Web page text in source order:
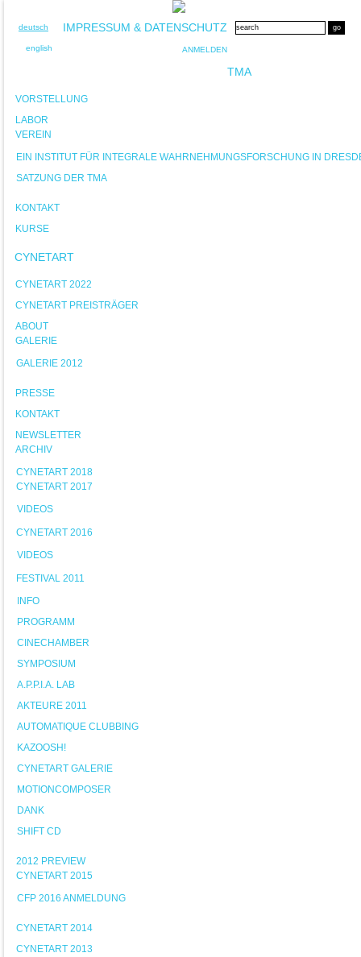
deutsch
english
IMPRESSUM & DATENSCHUTZ
ANMELDEN
TMA
VORSTELLUNG
LABOR
VEREIN
EIN INSTITUT FÜR INTEGRALE WAHRNEHMUNGSFORSCHUNG IN
SATZUNG DER TMA
KONTAKT
KURSE
CYNETART
CYNETART 2022
CYNETART PREISTRÄGER
ABOUT
GALERIE
GALERIE 2012
PRESSE
KONTAKT
NEWSLETTER
ARCHIV
CYNETART 2018
CYNETART 2017
VIDEOS
CYNETART 2016
VIDEOS
FESTIVAL 2011
INFO
PROGRAMM
CINECHAMBER
SYMPOSIUM
A.P.P.I.A. LAB
AKTEURE 2011
AUTOMATIQUE CLUBBING
KAZOOSH!
CYNETART GALERIE
MOTIONCOMPOSER
DANK
SHIFT CD
2012 PREVIEW
CYNETART 2015
CFP 2016 ANMELDUNG
CYNETART 2014
CYNETART 2013